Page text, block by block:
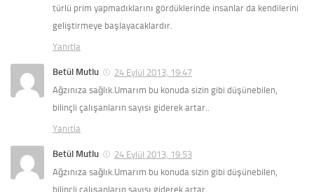
türlü prim yapmadıklarını gördüklerinde insanlar da kendilerini
geliştirmeye başlayacaklardır.
Yanıtla
Betül Mutlu
24 Eylül 2013, 19:47
Ağzınıza sağlık.Umarım bu konuda sizin gibi düşünebilen,
bilinçli çalışanların sayısı giderek artar..
Yanıtla
Betül Mutlu
24 Eylül 2013, 19:53
Ağzınıza sağlık.Umarım bu konuda sizin gibi düşünebilen,
bilinçli çalışanların sayısı giderek artar.